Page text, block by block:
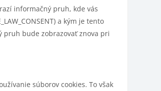
informačný pruh, kde vás
a kým je tento
pruh bude zobrazovať znova pri
súborov cookies. To však